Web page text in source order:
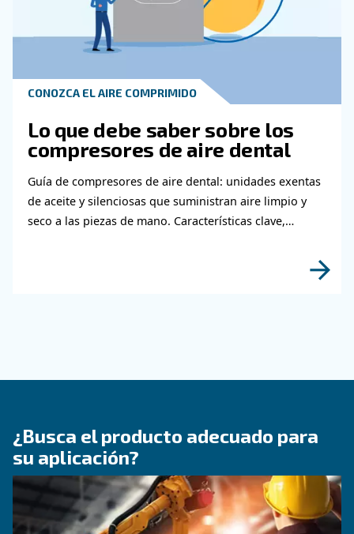
CONOZCA EL AIRE COMPRIMIDO
frente a compresor de
Lea las diferencias clave entre los compresores
exentos de aceite y los compresores de aceite,
la calidad del aire, el mantenimiento, los
idoneidad de la aplicación
CONOZCA EL AIRE COMPRIMIDO